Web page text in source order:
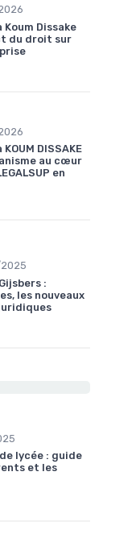
Dissake
du droit sur
DISSAKE
au cœur
en
:
les nouveaux
lycée : guide
et les